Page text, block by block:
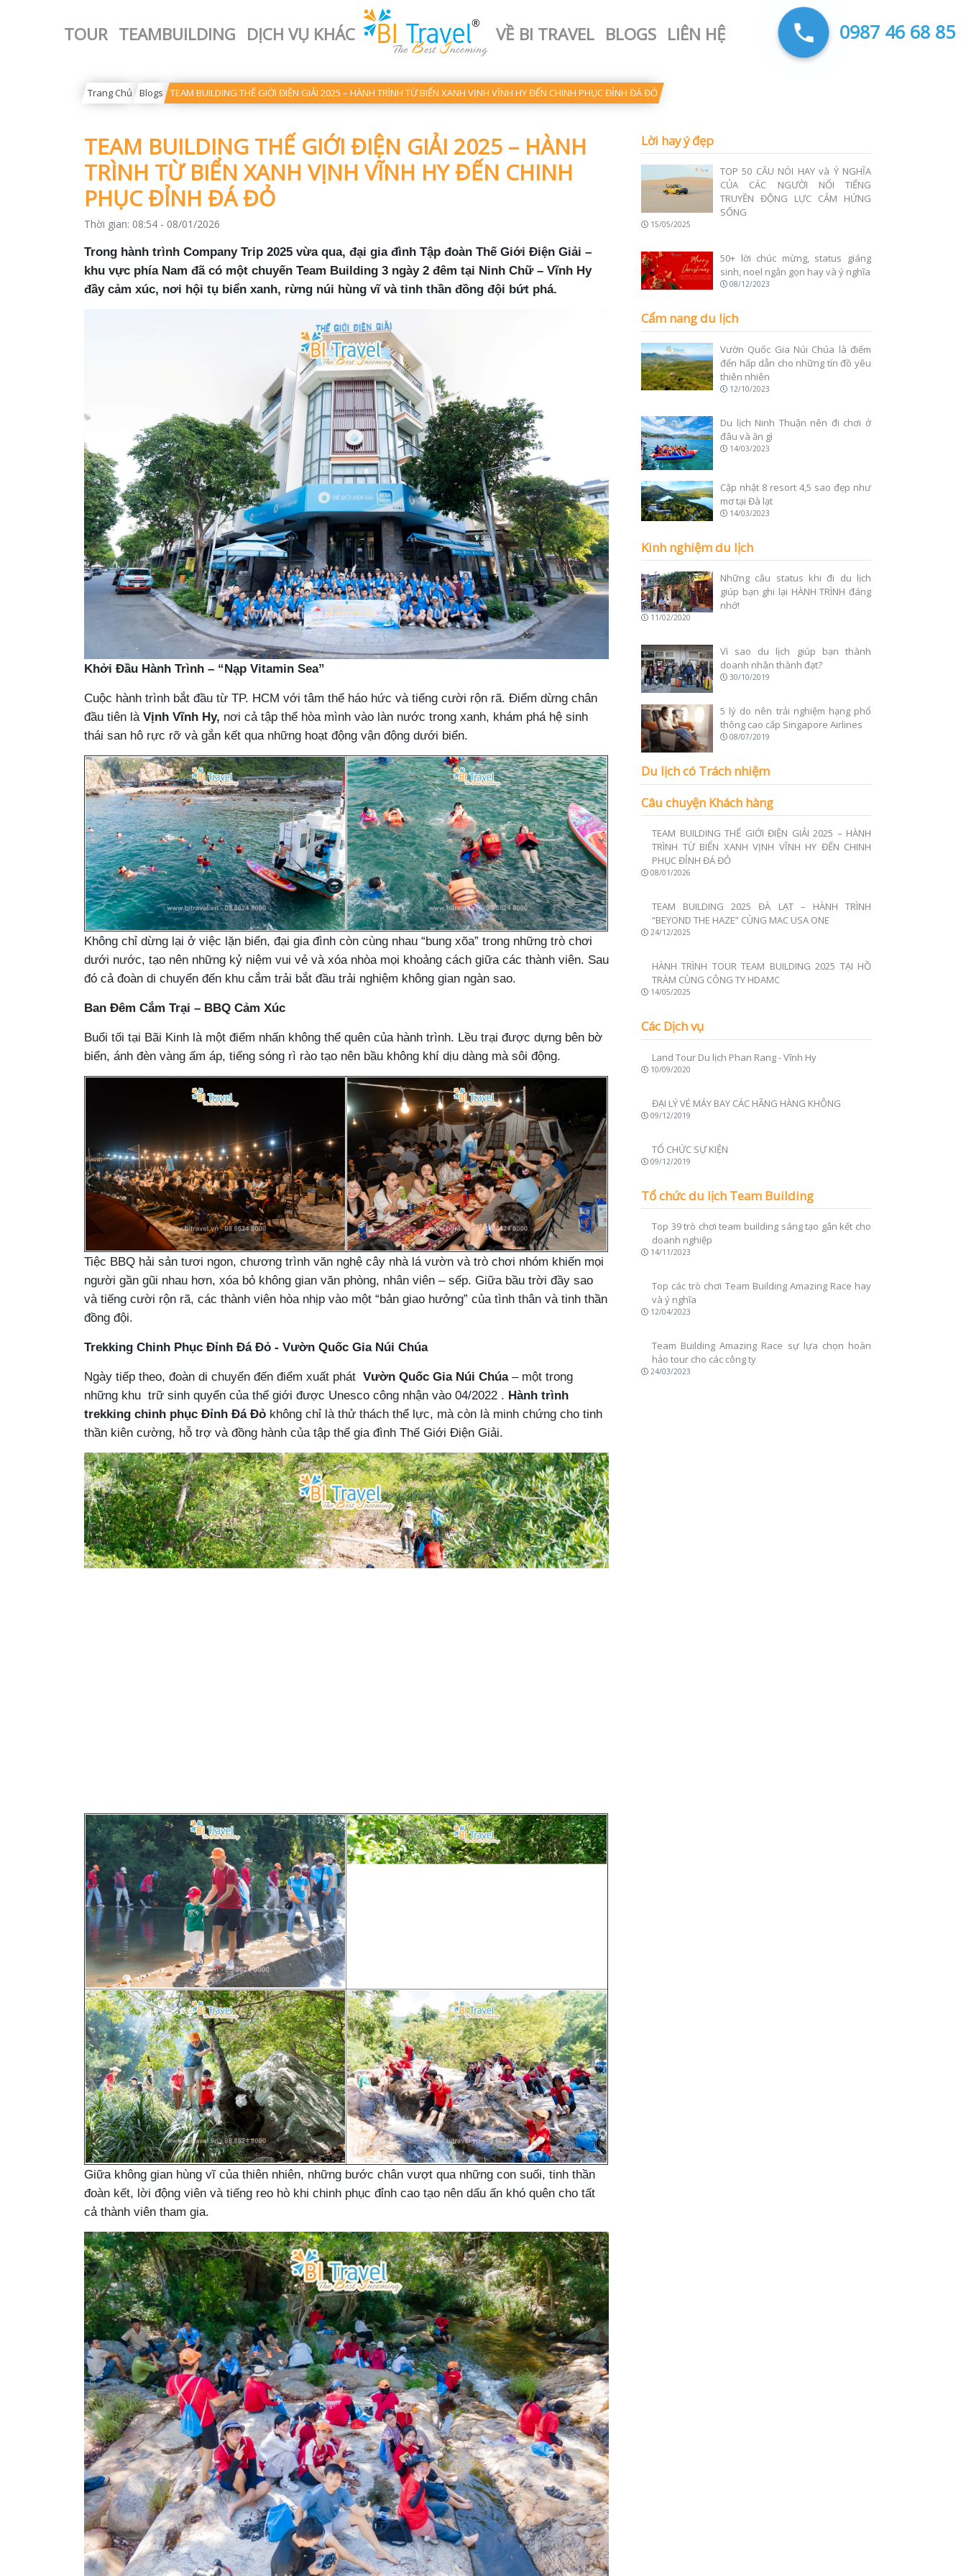
TOUR TEAMBUILDING DỊCH VỤ KHÁC VỀ BI TRAVEL BLOGS LIÊN HỆ 0987 46 68 85
Trang Chủ Blogs TEAM BUILDING THẾ GIỚI ĐIỆN GIẢI 2025 – HÀNH TRÌNH TỪ BIỂN XANH VỊNH VĨNH HY ĐẾN CHINH PHỤC ĐỈNH ĐÁ ĐỎ
TEAM BUILDING THẾ GIỚI ĐIỆN GIẢI 2025 – HÀNH
TRÌNH TỪ BIỂN XANH VỊNH VĨNH HY ĐẾN CHINH
PHỤC ĐỈNH ĐÁ ĐỎ
Thời gian: 08:54 - 08/01/2026
Trong hành trình Company Trip 2025 vừa qua, đại gia đình Tập đoàn Thế Giới Điện Giải –
khu vực phía Nam đã có một chuyến Team Building 3 ngày 2 đêm tại Ninh Chữ – Vĩnh Hy
đầy cảm xúc, nơi hội tụ biển xanh, rừng núi hùng vĩ và tinh thần đồng đội bứt phá.
Khởi Đầu Hành Trình – “Nạp Vitamin Sea”
Cuộc hành trình bắt đầu từ TP. HCM với tâm thế háo hức và tiếng cười rộn rã. Điểm dừng chân
đầu tiên là Vịnh Vĩnh Hy, nơi cả tập thể hòa mình vào làn nước trong xanh, khám phá hệ sinh
thái san hô rực rỡ và gắn kết qua những hoạt động vận động dưới biển.
Không chỉ dừng lại ở việc lặn biển, đại gia đình còn cùng nhau “bung xõa” trong những trò chơi
dưới nước, tạo nên những kỷ niệm vui vẻ và xóa nhòa mọi khoảng cách giữa các thành viên. Sau
đó cả đoàn di chuyển đến khu cắm trải bắt đầu trải nghiệm không gian ngàn sao.
Ban Đêm Cắm Trại – BBQ Cảm Xúc
Buổi tối tại Bãi Kinh là một điểm nhấn không thể quên của hành trình. Lều trại được dựng bên bờ
biển, ánh đèn vàng ấm áp, tiếng sóng rì rào tạo nên bầu không khí dịu dàng mà sôi động.
Tiệc BBQ hải sản tươi ngon, chương trình văn nghệ cây nhà lá vườn và trò chơi nhóm khiến mọi
người gần gũi nhau hơn, xóa bỏ không gian văn phòng, nhân viên – sếp. Giữa bầu trời đầy sao
và tiếng cười rộn rã, các thành viên hòa nhịp vào một “bản giao hưởng” của tình thân và tinh thần
đồng đội.
Trekking Chinh Phục Đỉnh Đá Đỏ - Vườn Quốc Gia Núi Chúa
Ngày tiếp theo, đoàn di chuyển đến điểm xuất phát Vườn Quốc Gia Núi Chúa– một trong
những khu trữ sinh quyển của thế giới được Unesco công nhận vào 04/2022 . Hành trình
trekking chinh phục Đỉnh Đá Đỏ không chỉ là thử thách thể lực, mà còn là minh chứng cho tinh
thần kiên cường, hỗ trợ và đồng hành của tập thể gia đình Thế Giới Điện Giải.
Giữa không gian hùng vĩ của thiên nhiên, những bước chân vượt qua những con suối, tinh thần
đoàn kết, lời động viên và tiếng reo hò khi chinh phục đỉnh cao tạo nên dấu ấn khó quên cho tất
cả thành viên tham gia.
Lời hay ý đẹp
TOP 50 CÂU NÓI HAY và Ý NGHĨA
CỦA CÁC NGƯỜI NỔI TIẾNG
TRUYỀN ĐỘNG LỰC CẢM HỨNG
SỐNG
15/05/2025
50+ lời chúc mừng, status giáng
sinh, noel ngắn gọn hay và ý nghĩa
08/12/2023
Cẩm nang du lịch
Vườn Quốc Gia Núi Chúa là điểm
đến hấp dẫn cho những tín đồ yêu
thiên nhiên
12/10/2023
Du lịch Ninh Thuận nên đi chơi ở
đâu và ăn gì
14/03/2023
Cập nhật 8 resort 4,5 sao đẹp như
mơ tại Đà lạt
14/03/2023
Kinh nghiệm du lịch
Những câu status khi đi du lịch
giúp bạn ghi lại HÀNH TRÌNH đáng
nhớ!
11/02/2020
Vì sao du lịch giúp bạn thành
doanh nhân thành đạt?
30/10/2019
5 lý do nên trải nghiệm hạng phổ
thông cao cấp Singapore Airlines
08/07/2019
Du lịch có Trách nhiệm
Câu chuyện Khách hàng
TEAM BUILDING THẾ GIỚI ĐIỆN GIẢI 2025 – HÀNH
TRÌNH TỪ BIỂN XANH VỊNH VĨNH HY ĐẾN CHINH
PHỤC ĐỈNH ĐÁ ĐỎ
08/01/2026
TEAM BUILDING 2025 ĐÀ LẠT – HÀNH TRÌNH
“BEYOND THE HAZE” CÙNG MAC USA ONE
24/12/2025
HÀNH TRÌNH TOUR TEAM BUILDING 2025 TẠI HỒ
TRÀM CÙNG CÔNG TY HDAMC
14/05/2025
Các Dịch vụ
Land Tour Du lịch Phan Rang - Vĩnh Hy
10/09/2020
ĐẠI LÝ VÉ MÁY BAY CÁC HÃNG HÀNG KHÔNG
09/12/2019
TỔ CHỨC SỰ KIỆN
09/12/2019
Tổ chức du lịch Team Building
Top 39 trò chơi team building sáng tạo gắn kết cho
doanh nghiệp
14/11/2023
Top các trò chơi Team Building Amazing Race hay
và ý nghĩa
12/04/2023
Team Building Amazing Race sự lựa chọn hoàn
hảo tour cho các công ty
24/03/2023